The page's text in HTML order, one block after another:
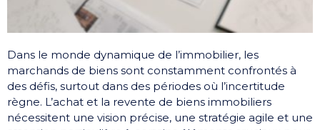
Dans le monde dynamique de l’immobilier, les
marchands de biens sont constamment confrontés à
des défis, surtout dans des périodes où l’incertitude
règne. L’achat et la revente de biens immobiliers
nécessitent une vision précise, une stratégie agile et une